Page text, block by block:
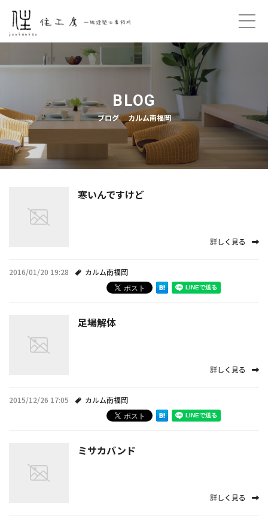
プロフィール
ご契約の流れ
プライバシーポリシー
施工実績
スタッフブログ
BLOG
ブログ カルム南福岡
寒いんですけど
詳しく見る
2016/01/20 19:28 カルム南福岡
足場解体
詳しく見る
2015/12/26 17:05 カルム南福岡
ミサカバンド
詳しく見る